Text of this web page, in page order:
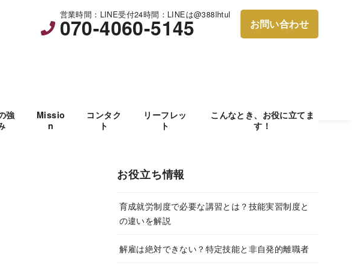
営業時間：LINE受付24時間：LINEは@388lhtul
070-4060-5145 お問い合わせ
強
Missio
n
コンタク
ト
リーフレッ
ト
こんなとき、お役に立てま
す！
お役立ち情報
育成就労制度で必要な講習とは？技能実習制度と
の違いを解説
解雇は絶対できない？特定技能と非自発的離職者